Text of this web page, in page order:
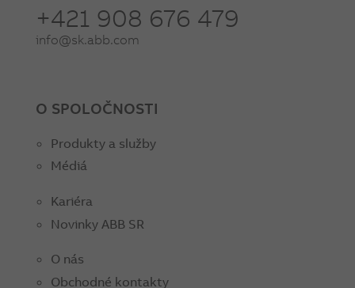
+421 908 676 479
info@sk.abb.com
O SPOLOČNOSTI
Produkty a služby
Médiá
Kariéra
Novinky ABB SR
O nás
Obchodné kontakty